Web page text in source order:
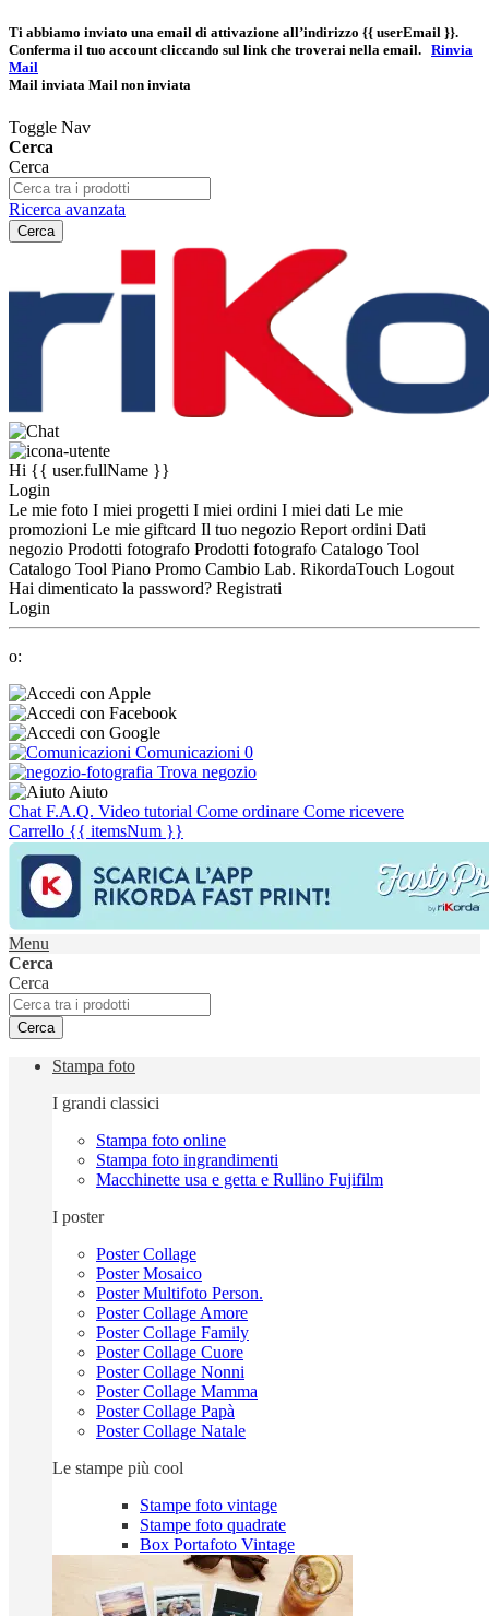
Ti abbiamo inviato una email di attivazione all’indirizzo {{ userEmail }}.
Conferma il tuo account cliccando sul link che troverai nella email. Rinvia
Mail
Mail inviata Mail non inviata
Toggle Nav
Cerca
Cerca
Ricerca avanzata
Cerca
Hi {{ user.fullName }}
Login
Le mie foto I miei progetti I miei ordini I miei dati Le mie
promozioni Le mie giftcard Il tuo negozio Report ordini Dati
negozio Prodotti fotografo Prodotti fotografo Catalogo Tool
Catalogo Tool Piano Promo Cambio Lab. RikordaTouch Logout
Hai dimenticato la password? Registrati
Login
o:
Comunicazioni 0
Trova negozio
Aiuto
Chat F.A.Q. Video tutorial Come ordinare Come ricevere
Carrello {{ itemsNum }}
Menu
Cerca
Cerca
Cerca
Stampa foto
I grandi classici
Stampa foto online
Stampa foto ingrandimenti
Macchinette usa e getta e Rullino Fujifilm
I poster
Poster Collage
Poster Mosaico
Poster Multifoto Person.
Poster Collage Amore
Poster Collage Family
Poster Collage Cuore
Poster Collage Nonni
Poster Collage Mamma
Poster Collage Papà
Poster Collage Natale
Le stampe più cool
Stampe foto vintage
Stampe foto quadrate
Box Portafoto Vintage